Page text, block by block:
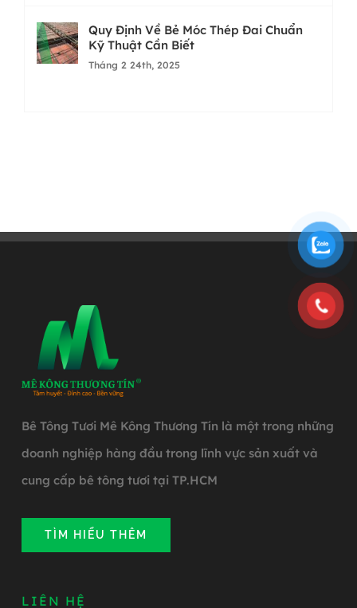
Quy Định Về Bẻ Móc Thép Đai Chuẩn
Kỹ Thuật Cần Biết
Tháng 2 24th, 2025
Bê Tông Tươi Mê Kông Thương Tín là một trong những
doanh nghiệp hàng đầu trong lĩnh vực sản xuất và
cung cấp bê tông tươi tại TP.HCM
TÌM HIỂU THÊM
LIÊN HỆ